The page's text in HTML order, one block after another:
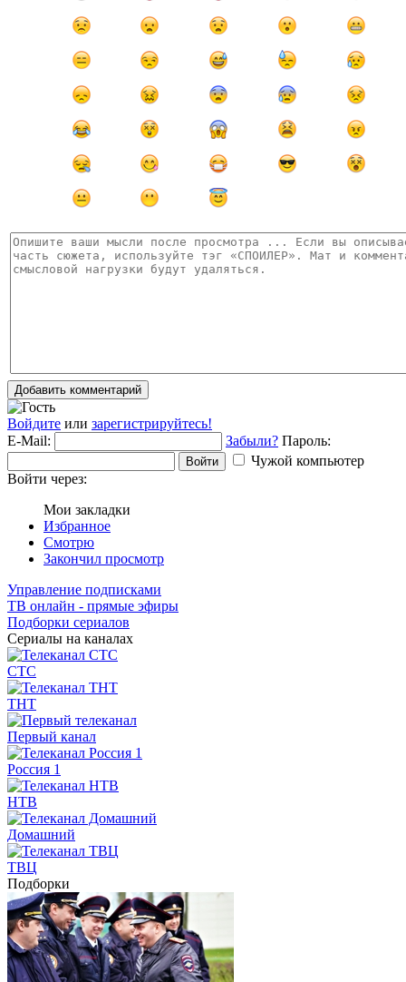
Добавить комментарий
Войдите или зарегистрируйтесь!
E-Mail:
Забыли? Пароль:
Войти
Чужой компьютер
Войти через:
Мои закладки
Избранное
Смотрю
Закончил просмотр
Управление подписками
ТВ онлайн - прямые эфиры
Подборки сериалов
Сериалы на каналах
СТС
ТНТ
Первый канал
Россия 1
НТВ
Домашний
ТВЦ
Подборки